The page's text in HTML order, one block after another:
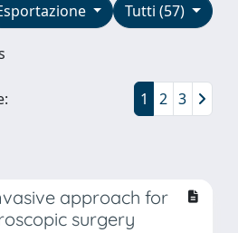
Tutti (57)
1 2 3
approach for
surgery